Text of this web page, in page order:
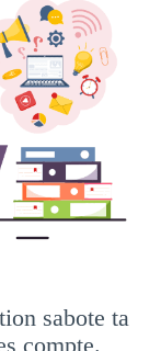
sabote ta
compte.